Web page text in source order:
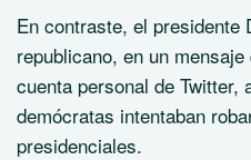
En contraste, el presidente
republicano, en un
cuenta personal de Twitter,
demócratas intentaban
presidenciales.